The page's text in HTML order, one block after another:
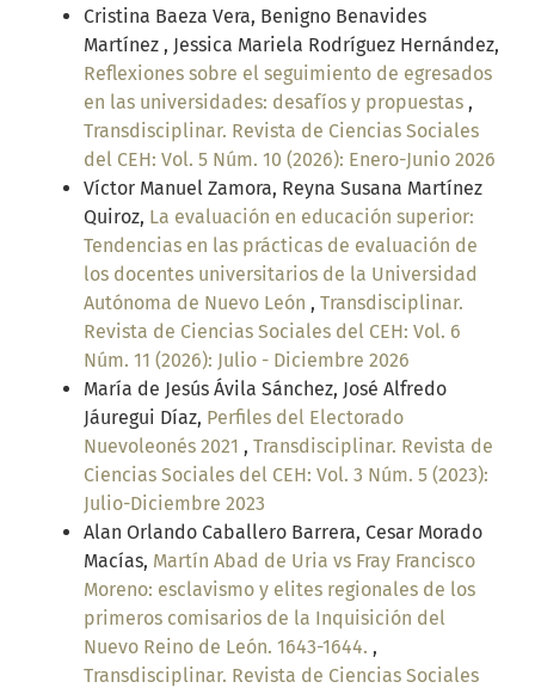
Cristina Baeza Vera, Benigno Benavides
Martínez , Jessica Mariela Rodríguez Hernández,
Reflexiones sobre el seguimiento de egresados
en las universidades: desafíos y propuestas ,
Transdisciplinar. Revista de Ciencias Sociales
del CEH: Vol. 5 Núm. 10 (2026): Enero-Junio 2026
Víctor Manuel Zamora, Reyna Susana Martínez
Quiroz, La evaluación en educación superior:
Tendencias en las prácticas de evaluación de
los docentes universitarios de la Universidad
Autónoma de Nuevo León , Transdisciplinar.
Revista de Ciencias Sociales del CEH: Vol. 6
Núm. 11 (2026): Julio - Diciembre 2026
María de Jesús Ávila Sánchez, José Alfredo
Jáuregui Díaz, Perfiles del Electorado
Nuevoleonés 2021 , Transdisciplinar. Revista de
Ciencias Sociales del CEH: Vol. 3 Núm. 5 (2023):
Julio-Diciembre 2023
Alan Orlando Caballero Barrera, Cesar Morado
Macías, Martín Abad de Uria vs Fray Francisco
Moreno: esclavismo y elites regionales de los
primeros comisarios de la Inquisición del
Nuevo Reino de León. 1643-1644. ,
Transdisciplinar. Revista de Ciencias Sociales